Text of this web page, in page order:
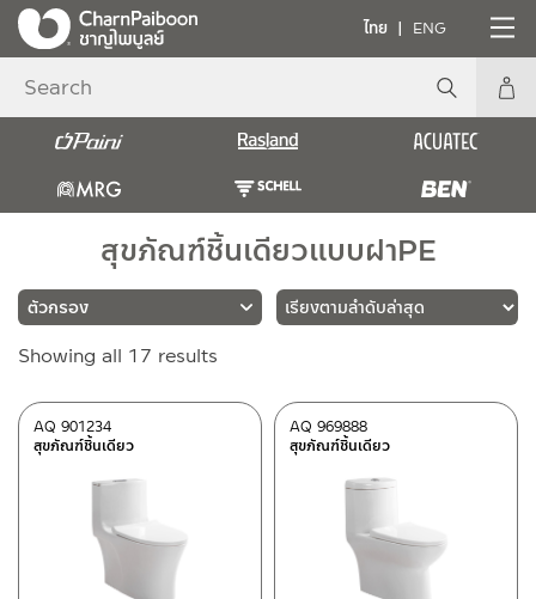
ไทย ENG
สุขภัณฑ์ชิ้นเดียวแบบฝาPE
แบรนด์
RASLAND (17)
เซรามิคเคลือบ (17)
Showing all 17 results
latest
สุขภัณฑ์ชิ้นเดียว
AQ 901234
สุขภัณฑ์ชิ้นเดียว
AQ 969888